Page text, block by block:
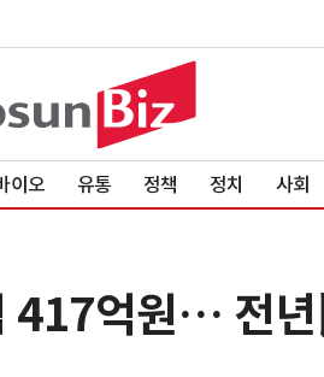
이오 유통 정책 정치 사회
417억원… 전